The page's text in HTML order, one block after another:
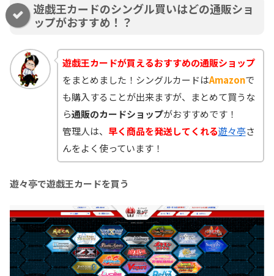
遊戯王カードのシングル買いはどの通販ショ
ップがおすすめ！？
遊戯王カードが買えるおすすめの通販ショップ
をまとめました！シングルカードはAmazonで
も購入することが出来ますが、まとめて買うな
ら通販のカードショップがおすすめです！
管理人は、 早く商品を発送してくれる遊々亭さ
んをよく使っています！
遊々亭で遊戯王カードを買う